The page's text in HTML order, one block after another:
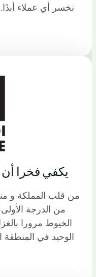
نخسر أي عملاء
يكفي فخرا
من الدرجة
الخيوط مرورا
الوحيد في